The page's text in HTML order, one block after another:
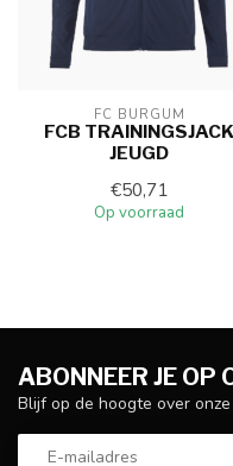
FC BURGUM
FCB TRAININGSJACK
JEUGD
€50,71
Op voorraad
ABONNEER JE OP
Blijf op de hoogte over